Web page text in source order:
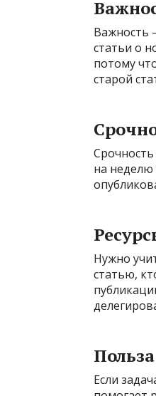
Важность
статьи о
потому
старой
на неделю
Нужно
статью,
Если